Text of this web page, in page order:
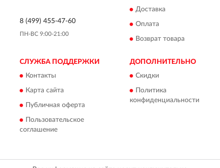
8 (499) 455-47-60
ПН-ВС 9:00-21:00
Доставка
Оплата
Возврат товара
СЛУЖБА ПОДДЕРЖКИ
Контакты
Карта сайта
Публичная оферта
Пользовательское
соглашение
ДОПОЛНИТЕЛЬНО
Скидки
Политика
конфиденциальности